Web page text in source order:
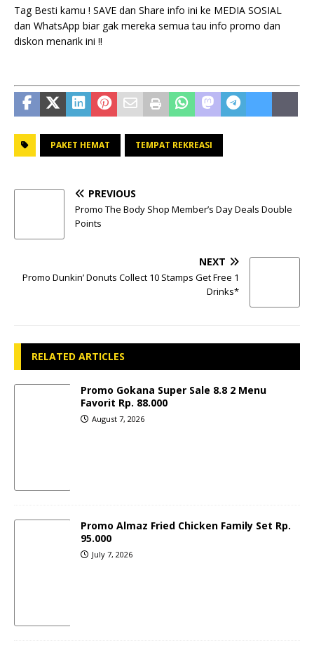
Tag Besti kamu ! SAVE dan Share info ini ke MEDIA SOSIAL
dan WhatsApp biar gak mereka semua tau info promo dan
diskon menarik ini !!
PAKET HEMAT TEMPAT REKREASI
PREVIOUS
Promo The Body Shop Member’s Day Deals Double
Points
NEXT
Promo Dunkin’ Donuts Collect 10 Stamps Get Free 1
Drinks*
RELATED ARTICLES
Promo Gokana Super Sale 8.8 2 Menu
Favorit Rp. 88.000
August 7, 2026
Promo Almaz Fried Chicken Family Set Rp.
95.000
July 7, 2026